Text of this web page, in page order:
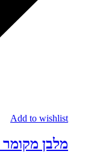
Add to wishlist
מלבן